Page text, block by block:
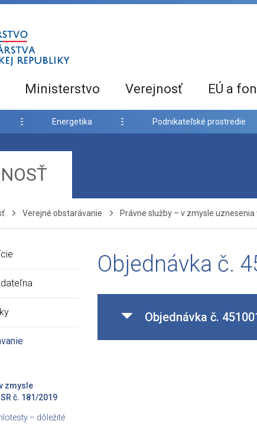
Ministerstvo Verejnosť EÚ a
Energetika Podnikateľské prostredie
Verejné obstarávanie Právne služby – v zmysle uznesenia
zmysle
č. 181/2019
– dôležité
Objednávka č.
Objednávka č.